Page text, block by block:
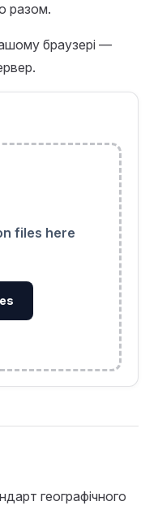
разом.
браузері —
files here
географічного